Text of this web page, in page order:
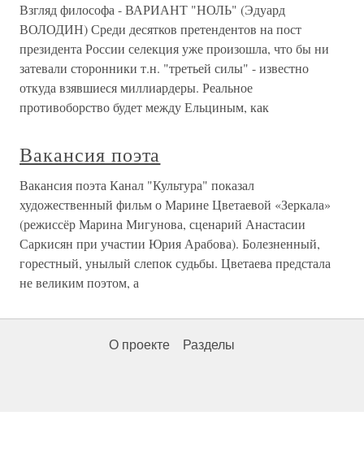
Взгляд философа - ВАРИАНТ "НОЛЬ" (Эдуард
ВОЛОДИН) Среди десятков претендентов на пост
президента России селекция уже произошла, что бы ни
затевали сторонники т.н. "третьей силы" - известно
откуда взявшиеся миллиардеры. Реальное
противоборство будет между Ельциным, как
Вакансия поэта
Вакансия поэта Канал "Культура" показал
художественный фильм о Марине Цветаевой «Зеркала»
(режиссёр Марина Мигунова, сценарий Анастасии
Саркисян при участии Юрия Арабова). Болезненный,
горестный, унылый слепок судьбы. Цветаева предстала
не великим поэтом, а
О проекте Разделы